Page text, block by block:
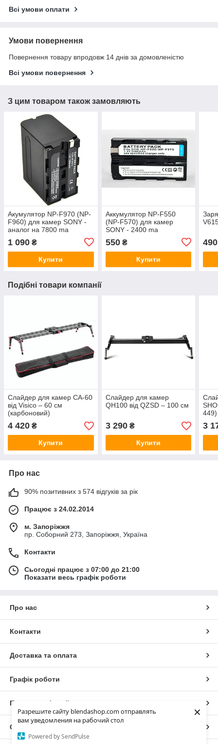
Разрешите сайту blendashop.com отправлять
вам уведомления на рабочий стол
Powered by SendPulse
×
Всі умови оплати
Умови повернення
Повернення товару впродовж 14 днів за домовленістю
Всі умови повернення
З цим товаром також замовляють
Акумулятор NP-F970 (NP-
F960) для камер SONY -
аналог на 7800 ma
1 090 ₴
Купити
Аккумулятор NP-F550
(NP-F570) для камер
SONY - 2400 ma
550₴
Купити
490
Подібні товари компанії
Слайдер для камер CA-60
від Visico – 60 см
(карбоновий)
4 420 ₴
Купити
Слайдер для камер
QH100 від QZSD – 100 см
3 290₴
Купити
449)
3
Про нас
90% позитивних з 574 відгуків за рік
Працює з 24.02.2014
м. Запоріжжя
пр. Соборний 273, Запоріжжя, Україна
Контакти
Сьогодні працює з 07:00 до 21:00
Показати весь графік роботи
Про нас
Контакти
Доставка та оплата
Графік роботи
Повна версія сайту
Сайт створено на маркетплейсі